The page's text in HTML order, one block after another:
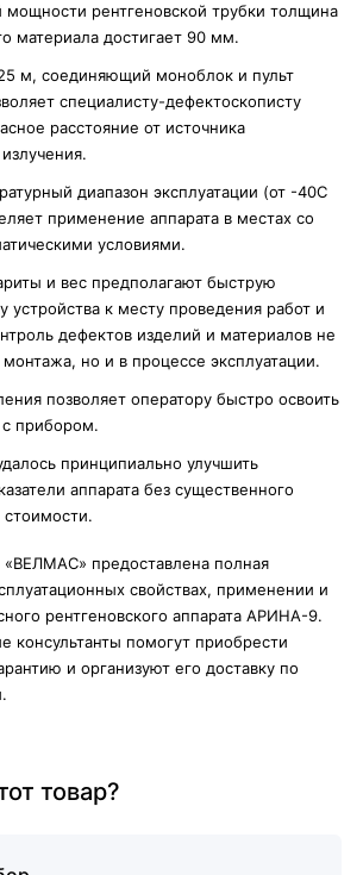
мощности рентгеновской трубки толщина
материала достигает 90 мм.
м, соединяющий моноблок и пульт
специалисту-дефектоскописту
расстояние от источника
диапазон эксплуатации (от -40С
применение аппарата в местах со
условиями.
и вес предполагают быструю
устройства к месту проведения работ и
дефектов изделий и материалов не
монтажа, но и в процессе эксплуатации.
позволяет оператору быстро освоить
прибором.
принципиально улучшить
аппарата без существенного
«ВЕЛМАС» предоставлена полная
свойствах, применении и
рентгеновского аппарата АРИНА-9.
консультанты помогут приобрести
и организуют его доставку по
товар?